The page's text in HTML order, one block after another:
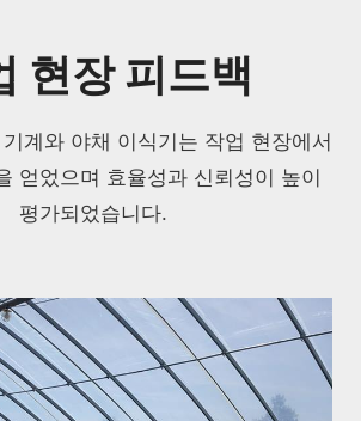
현장 피드백
계와 야채 이식기는 작업 현장에서
얻었으며 효율성과 신뢰성이 높이
평가되었습니다.